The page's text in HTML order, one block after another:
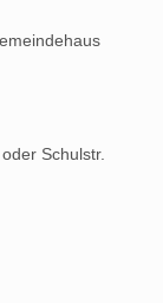
Schulstr.